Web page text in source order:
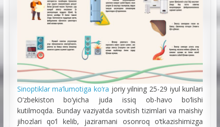
Sinoptiklar ma’lumotiga kо‘ra joriy yilning 25-29 iyul kunlari
О‘zbekiston bо‘yicha juda issiq ob-havo bо‘lishi
kutilmoqda. Bunday vaziyatda sovitish tizimlari va maishiy
jihozlari qо‘l kelib, jaziramani osonroq о‘tkazishimizga